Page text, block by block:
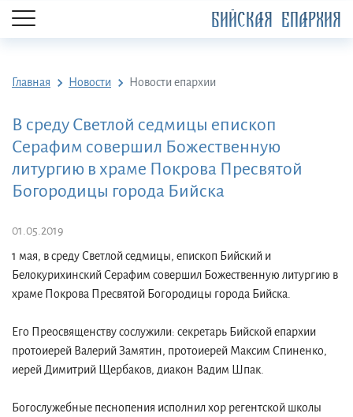
БИЙСКАЯ ЕПАРХИЯ
Главная Новости Новости епархии
В среду Светлой седмицы епископ
Серафим совершил Божественную
литургию в храме Покрова Пресвятой
Богородицы города Бийска
01.05.2019
1 мая, в среду Светлой седмицы, епископ Бийский и
Белокурихинский Серафим совершил Божественную литургию в
храме Покрова Пресвятой Богородицы города Бийска.
Его Преосвященству сослужили: секретарь Бийской епархии
протоиерей Валерий Замятин, протоиерей Максим Спиненко,
иерей Димитрий Щербаков, диакон Вадим Шпак.
Богослужебные песнопения исполнил хор регентской школы